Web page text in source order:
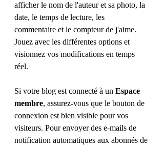
afficher le nom de l'auteur et sa photo, la
date, le temps de lecture, les
commentaire et le compteur de j'aime.
Jouez avec les différentes options et
visionnez vos modifications en temps
réel.
Si votre blog est connecté à un Espace
membre, assurez-vous que le bouton de
connexion est bien visible pour vos
visiteurs. Pour envoyer des e-mails de
notification automatiques aux abonnés de